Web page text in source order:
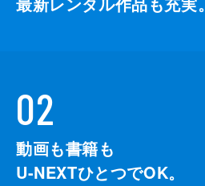
02
動画も書籍も
U-NEXTひとつでOK。